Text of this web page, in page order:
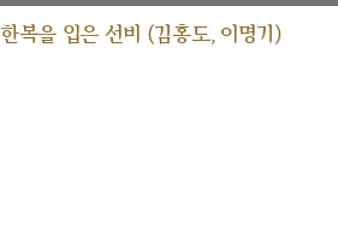
한복을 입은 선비 (김홍도, 이명기)